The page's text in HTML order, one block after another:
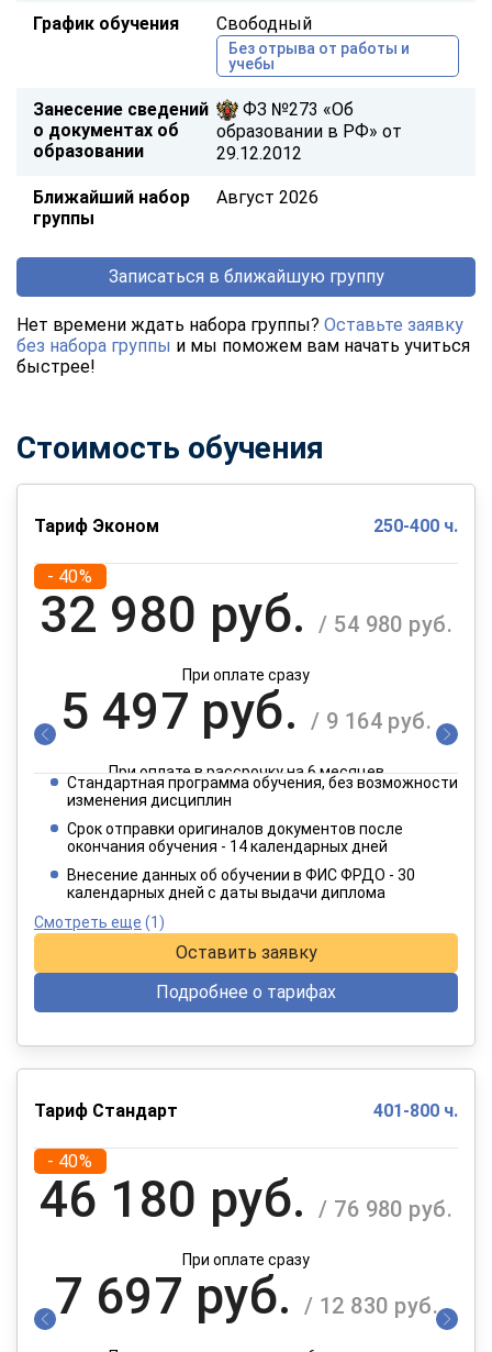
График обучения Свободный
Без отрыва от работы и
учебы
Занесение сведений
о документах об
образовании
ФЗ №273 «Об
образовании в РФ» от
29.12.2012
Ближайший набор
группы
Август 2026
Записаться в ближайшую группу
Нет времени ждать набора группы? Оставьте заявку
без набора группы и мы поможем вам начать учиться
быстрее!
Стоимость обучения
Тариф Эконом 250-400 ч.
- 40%
32 980 руб. / 54 980 руб.
При оплате сразу
5 497 руб. / 9 164 руб.
При оплате в рассрочку на 6 месяцев
2 749 руб.
При оплате в рассрочку на 12 месяцев
Стандартная программа обучения, без возможности
изменения дисциплин
Срок отправки оригиналов документов после
окончания обучения - 14 календарных дней
Внесение данных об обучении в ФИС ФРДО - 30
календарных дней с даты выдачи диплома
Смотреть еще (1)
Оставить заявку
Подробнее о тарифах
Тариф Стандарт 401-800 ч.
- 40%
46 180 руб. / 76 980 руб.
При оплате сразу
7 697 руб. / 12 830 руб.